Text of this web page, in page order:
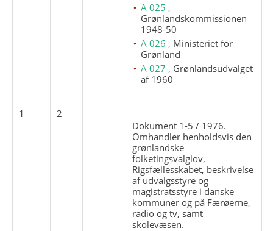
A 025 ,
Grønlandskommissionen
1948-50
A 026 , Ministeriet for
Grønland
A 027 , Grønlandsudvalget
af 1960
1
2
Dokument 1-5 / 1976.
Omhandler henholdsvis den
grønlandske
folketingsvalglov,
Rigsfællesskabet, beskrivelse
af udvalgsstyre og
magistratsstyre i danske
kommuner og på Færøerne,
radio og tv, samt
skolevæsen.